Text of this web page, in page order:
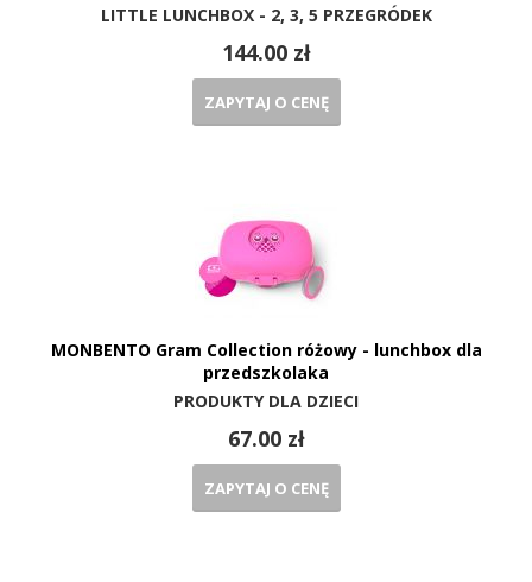
LITTLE LUNCHBOX - 2, 3, 5 PRZEGRÓDEK
144.00 zł
ZAPYTAJ O CENĘ
MONBENTO Gram Collection różowy - lunchbox dla
przedszkolaka
PRODUKTY DLA DZIECI
67.00 zł
ZAPYTAJ O CENĘ